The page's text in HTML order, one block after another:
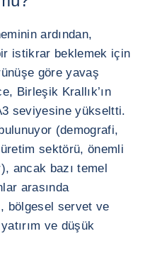
ardından,
istikrar beklemek için
göre yavaş
Birleşik Krallık’ın
seviyesine yükseltti.
(demografi,
sektörü, önemli
ancak bazı temel
arasında
bölgesel servet ve
ve düşük